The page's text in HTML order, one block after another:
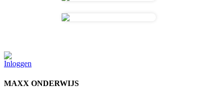
Inloggen
MAXX ONDERWIJS